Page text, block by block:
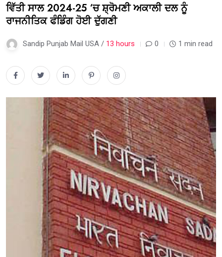
ਵਿੱਤੀ ਸਾਲ 2024-25 ‘ਚ ਸ਼੍ਰੋਮਣੀ ਅਕਾਲੀ ਦਲ ਨੂੰ
ਰਾਜਨੀਤਿਕ ਫੰਡਿੰਗ ਹੋਈ ਦੁੱਗਣੀ
Sandip Punjab Mail USA / 13 hours 0 1 min read